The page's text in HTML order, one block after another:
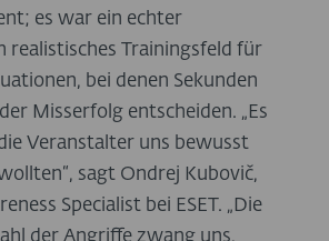
es war ein echter
realistisches Trainingsfeld für
bei denen Sekunden
Misserfolg entscheiden. „Es
Veranstalter uns bewusst
sagt Ondrej Kubovič,
Specialist bei ESET. „Die